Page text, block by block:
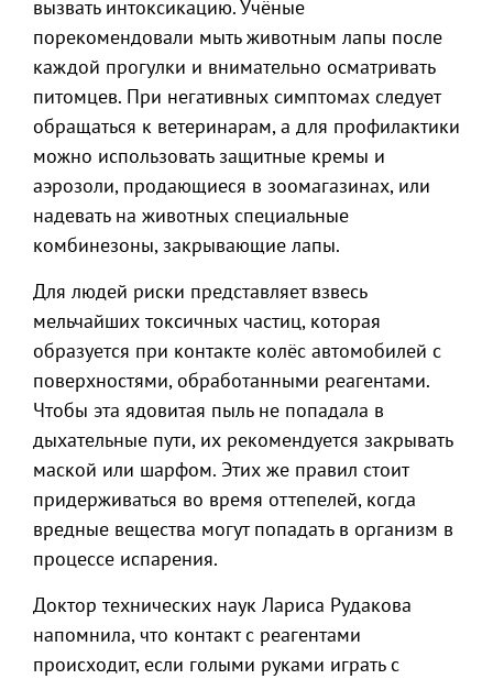
вызвать интоксикацию. Учёные
порекомендовали мыть животным лапы после
каждой прогулки и внимательно осматривать
питомцев. При негативных симптомах следует
обращаться к ветеринарам, а для профилактики
можно использовать защитные кремы и
аэрозоли, продающиеся в зоомагазинах, или
надевать на животных специальные
комбинезоны, закрывающие лапы.
Для людей риски представляет взвесь
мельчайших токсичных частиц, которая
образуется при контакте колёс автомобилей с
поверхностями, обработанными реагентами.
Чтобы эта ядовитая пыль не попадала в
дыхательные пути, их рекомендуется закрывать
маской или шарфом. Этих же правил стоит
придерживаться во время оттепелей, когда
вредные вещества могут попадать в организм в
процессе испарения.
Доктор технических наук Лариса Рудакова
напомнила, что контакт с реагентами
происходит, если голыми руками играть с